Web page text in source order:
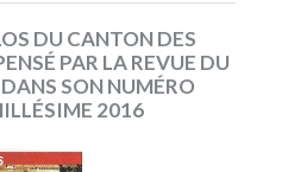
DU CANTON DES
PAR LA REVUE DU
SON NUMÉRO
2016